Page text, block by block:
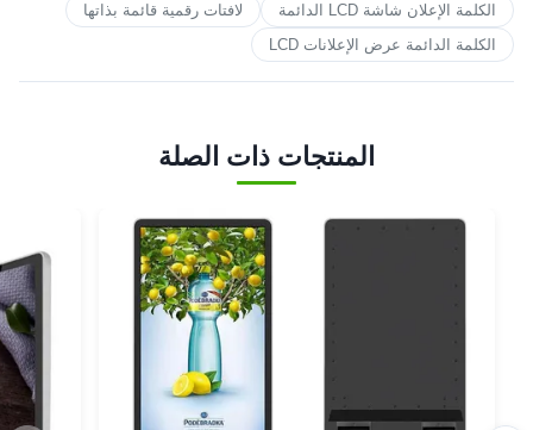
الكلمة الإعلان شاشة LCD الدائمة
لافتات رقمية قائمة بذاتها
الكلمة الدائمة عرض الإعلانات LCD
المنتجات ذات الصلة